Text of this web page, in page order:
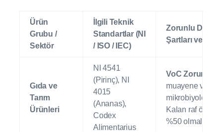
Ürün
Grubu /
Sektör
İlgili Teknik
Standartlar (NI
/ ISO / IEC)
Zorunlu
Şartları ve
Gıda ve
Tarım
Ürünleri
NI 4541
(Pirinç), NI
4015
(Ananas),
Codex
Alimentarius
VoC Zorunlu:
muayene ve
mikrobiyolojik
Kalan raf ömrü
%50 olmalıdır.